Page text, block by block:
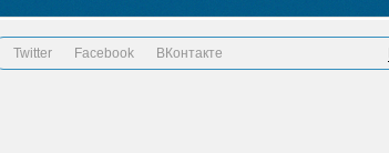
Twitter Facebook ВКонтакте